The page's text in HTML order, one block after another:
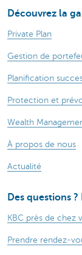
Découvrez la
Private Plan
Gestion de
Planification
Protection et
Wealth
À propos de nous
Actualité
Des questions
KBC près de chez
Prendre rendez-